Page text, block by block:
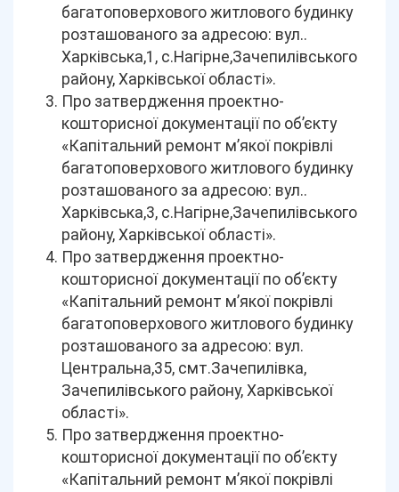
багатоповерхового житлового будинку
розташованого за адресою: вул..
Харківська,1, с.Нагірне,Зачепилівського
району, Харківської області».
Про затвердження проектно-
кошторисної документації по об’єкту
«Капітальний ремонт м’якої покрівлі
багатоповерхового житлового будинку
розташованого за адресою: вул..
Харківська,3, с.Нагірне,Зачепилівського
району, Харківської області».
Про затвердження проектно-
кошторисної документації по об’єкту
«Капітальний ремонт м’якої покрівлі
багатоповерхового житлового будинку
розташованого за адресою: вул.
Центральна,35, смт.Зачепилівка,
Зачепилівського району, Харківської
області».
Про затвердження проектно-
кошторисної документації по об’єкту
«Капітальний ремонт м’якої покрівлі